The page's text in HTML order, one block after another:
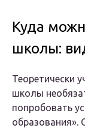
Куда
школы:
Теоретически
школы
попробовать
образования».